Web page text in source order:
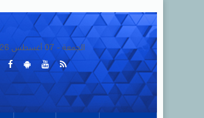
الجمعة - 07 أغسطس 2026